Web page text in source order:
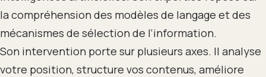
la compréhension des modèles de langage et des
mécanismes de sélection de l’information.
Son intervention porte sur plusieurs axes. Il analyse
votre position, structure vos contenus, améliore